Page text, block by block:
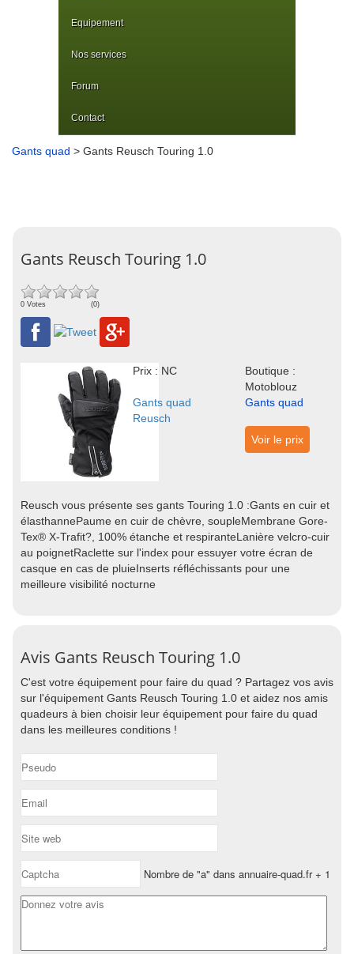
Equipement
Nos services
Forum
Contact
Gants quad > Gants Reusch Touring 1.0
Gants Reusch Touring 1.0
0 Votes (0)
Prix : NC
Boutique :
Motoblouz
Gants quad
Reusch
Gants quad
Voir le prix
Reusch vous présente ses gants Touring 1.0 :Gants en cuir et
élasthannePaume en cuir de chèvre, soupleMembrane Gore-
Tex® X-Trafit?, 100% étanche et respiranteLanière velcro-cuir
au poignetRaclette sur l'index pour essuyer votre écran de
casque en cas de pluieInserts réfléchissants pour une
meilleure visibilité nocturne
Avis Gants Reusch Touring 1.0
C'est votre équipement pour faire du quad ? Partagez vos avis
sur l'équipement Gants Reusch Touring 1.0 et aidez nos amis
quadeurs à bien choisir leur équipement pour faire du quad
dans les meilleures conditions !
Nombre de "a" dans annuaire-quad.fr + 1